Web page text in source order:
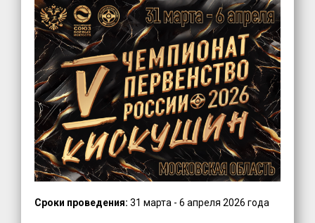
Сроки проведения: 31 марта - 6 апреля 2026 года